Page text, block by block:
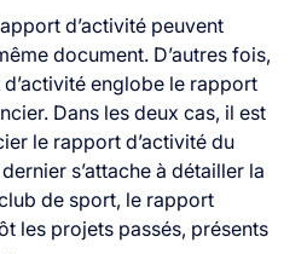
d’activité peuvent
document. D’autres fois,
englobe le rapport
Dans les deux cas, il est
le rapport d’activité du
s’attache à détailler la
de sport, le rapport
les projets passés, présents